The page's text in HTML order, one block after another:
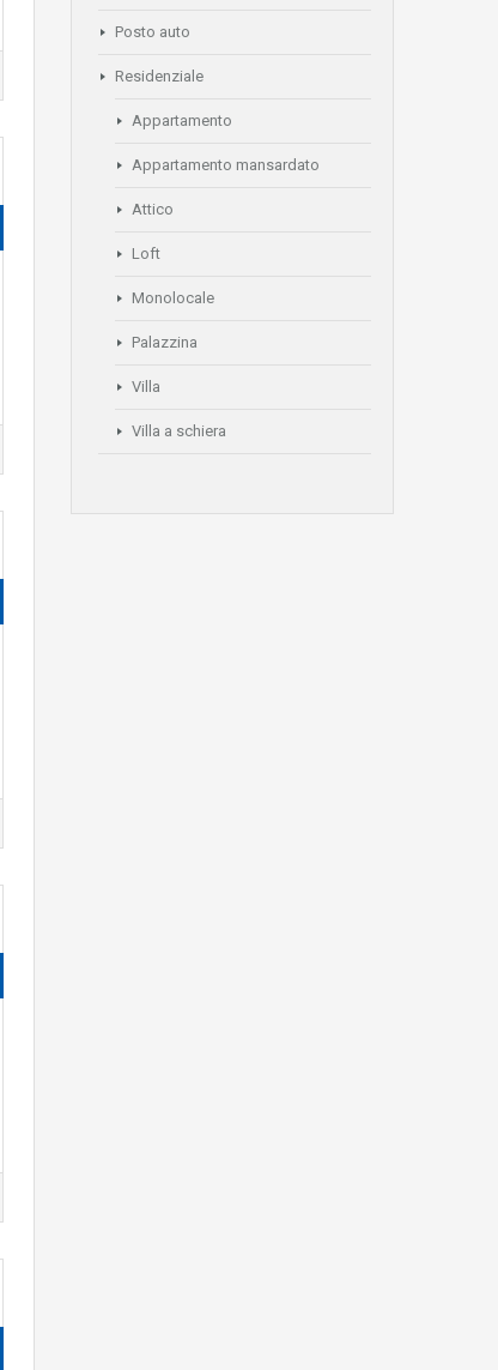
Posto auto
Residenziale
Appartamento
Appartamento mansardato
Attico
Loft
Monolocale
Palazzina
Villa
Villa a schiera